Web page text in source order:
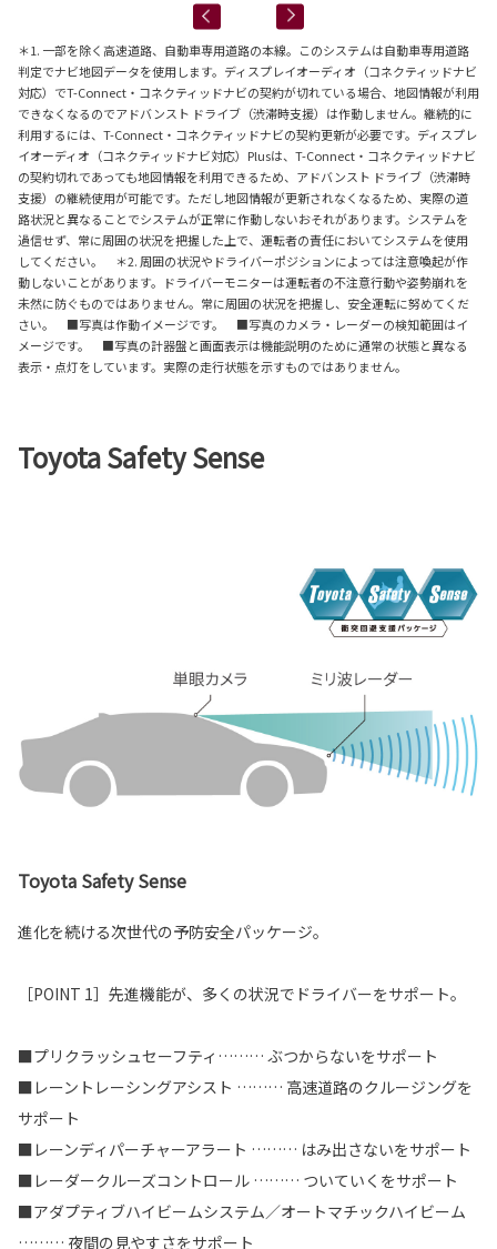
＊1. 一部を除く高速道路、自動車専用道路の本線。このシステムは自動車専用道路
判定でナビ地図データを使用します。ディスプレイオーディオ（コネクティッドナビ
対応）でT-Connect・コネクティッドナビの契約が切れている場合、地図情報が利用
できなくなるのでアドバンスト ドライブ（渋滞時支援）は作動しません。継続的に
利用するには、T-Connect・コネクティッドナビの契約更新が必要です。ディスプレ
イオーディオ（コネクティッドナビ対応）Plusは、T-Connect・コネクティッドナビ
の契約切れであっても地図情報を利用できるため、アドバンスト ドライブ（渋滞時
支援）の継続使用が可能です。ただし地図情報が更新されなくなるため、実際の道
路状況と異なることでシステムが正常に作動しないおそれがあります。システムを
過信せず、常に周囲の状況を把握した上で、運転者の責任においてシステムを使用
してください。 ＊2. 周囲の状況やドライバーポジションによっては注意喚起が作
動しないことがあります。ドライバーモニターは運転者の不注意行動や姿勢崩れを
未然に防ぐものではありません。常に周囲の状況を把握し、安全運転に努めてくだ
さい。 ■写真は作動イメージです。 ■写真のカメラ・レーダーの検知範囲はイ
メージです。 ■写真の計器盤と画面表示は機能説明のために通常の状態と異なる
表示・点灯をしています。実際の走行状態を示すものではありません。
Toyota Safety Sense
Toyota Safety Sense
進化を続ける次世代の予防安全パッケージ。
［POINT 1］先進機能が、多くの状況でドライバーをサポート。
■プリクラッシュセーフティ……… ぶつからないをサポート
■レーントレーシングアシスト ……… 高速道路のクルージングを
サポート
■レーンディパーチャーアラート ……… はみ出さないをサポート
■レーダークルーズコントロール ……… ついていくをサポート
■アダプティブハイビームシステム／オートマチックハイビーム
……… 夜間の見やすさをサポート